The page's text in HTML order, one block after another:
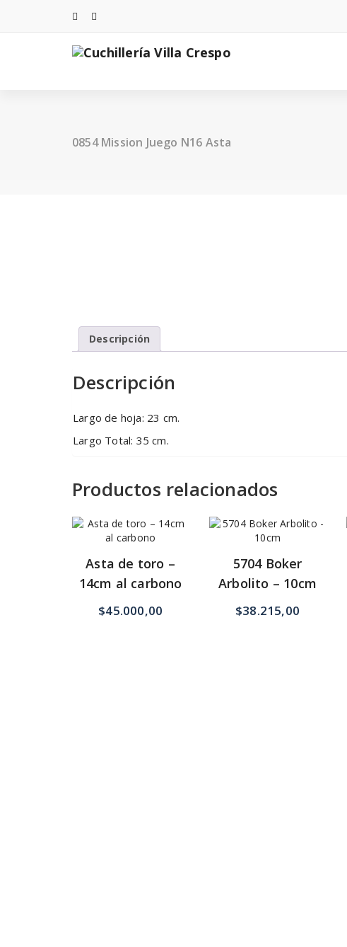
contenido
0854 Mission Juego N16 Asta
Descripción
Descripción
Largo de hoja: 23 cm.
Largo Total: 35 cm.
Productos relacionados
Asta de toro –
14cm al carbono
$45.000,00
5704 Boker
Arbolito – 10cm
$38.215,00